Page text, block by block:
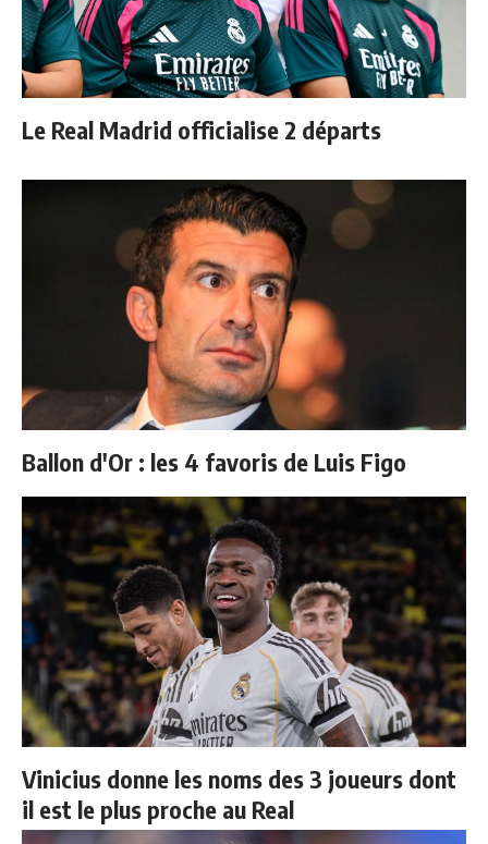
Le Real Madrid officialise 2 départs
Ballon d'Or : les 4 favoris de Luis Figo
Vinicius donne les noms des 3 joueurs dont
il est le plus proche au Real